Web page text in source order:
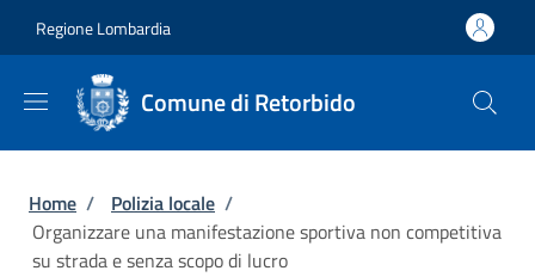
Regione Lombardia
Comune di Retorbido
Briciole di pane
Home / Polizia locale /
Organizzare una manifestazione sportiva non competitiva
su strada e senza scopo di lucro